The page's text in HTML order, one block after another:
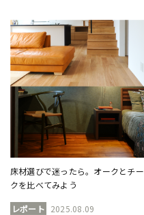
床材選びで迷ったら。オークとチー
クを比べてみよう
レポート 2025.08.09